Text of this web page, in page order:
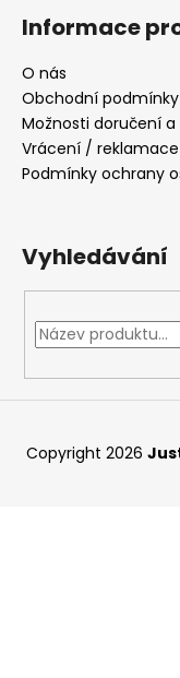
Informace
O nás
Obchodní podmínky
Možnosti doručení
Vrácení /
Podmínky ochrany
Vyhledávání
Copyright 2026